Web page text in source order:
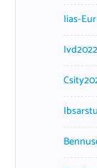
Iias-